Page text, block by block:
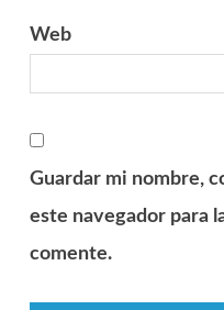
Web
Guardar mi nombre,
este navegador para
comente.